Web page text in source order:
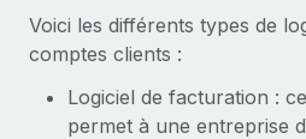
Voici les différents types de
comptes clients :
Logiciel de facturation :
permet à une entreprise